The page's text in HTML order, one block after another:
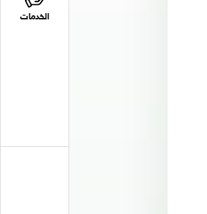
الخدمات